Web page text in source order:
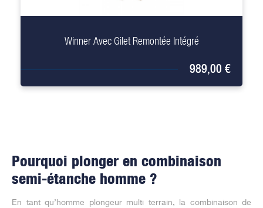
+
Winner Avec Gilet Remontée Intégré
989,00 €
Pourquoi plonger en combinaison
semi-étanche homme ?
En tant qu’homme plongeur multi terrain, la combinaison de